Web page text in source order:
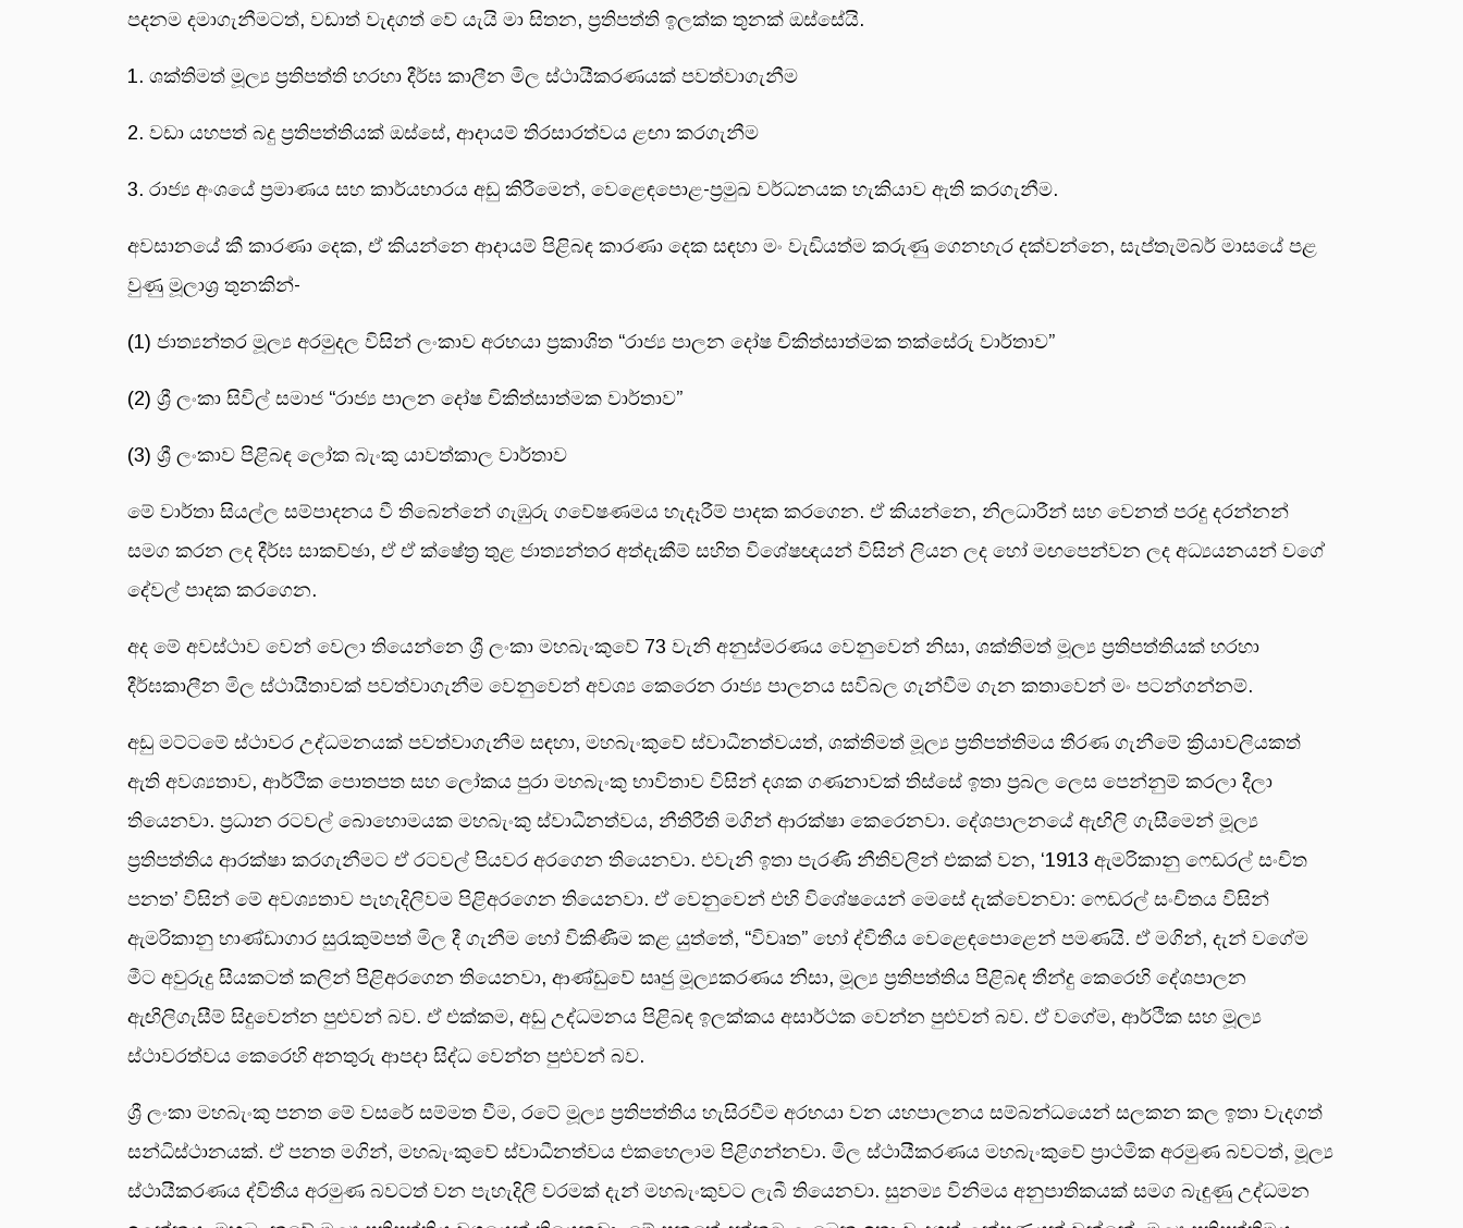
පදනම දමාගැනීමටත්, වඩාත් වැදගත් වේ යැයි මා සිතන, ප්‍රතිපත්ති ඉලක්ක තුනක් ඔස්සේයි.
1. ශක්තිමත් මූල්‍ය ප්‍රතිපත්ති හරහා දීර්ඝ කාලීන මිල ස්ථායීකරණයක් පවත්වාගැනීම
2. වඩා යහපත් බදු ප්‍රතිපත්තියක් ඔස්සේ, ආදායම් තිරසාරත්වය ළඟා කරගැනීම
3. රාජ්‍ය අංශයේ ප්‍රමාණය සහ කාර්යභාරය අඩු කිරීමෙන්, වෙළෙඳපොළ-ප්‍රමුඛ වර්ධනයක හැකියාව ඇති කරගැනීම.
අවසානයේ කී කාරණා දෙක, ඒ කියන්නෙ ආදායම් පිළිබඳ කාරණා දෙක සඳහා මං වැඩියත්ම කරුණු ගෙනහැර දක්වන්නෙ, සැප්තැම්බර් මාසයේ පළ
වුණු මූලාශ්‍ර තුනකින්-
(1) ජාත්‍යන්තර මූල්‍ය අරමුදල විසින් ලංකාව අරභයා ප්‍රකාශිත “රාජ්‍ය පාලන දෝෂ චිකිත්සාත්මක තක්සේරු වාර්තාව”
(2) ශ්‍රී ලංකා සිවිල් සමාජ “රාජ්‍ය පාලන දෝෂ චිකිත්සාත්මක වාර්තාව”
(3) ශ්‍රී ලංකාව පිළිබඳ ලෝක බැංකු යාවත්කාල වාර්තාව
මේ වාර්තා සියල්ල සම්පාදනය වී තිබෙන්නේ ගැඹුරු ගවේෂණමය හැදෑරීම් පාදක කරගෙන. ඒ කියන්නෙ, නිලධාරීන් සහ වෙනත් පරදු දරන්නන්
සමග කරන ලද දීර්ඝ සාකච්ඡා, ඒ ඒ ක්ෂේත්‍ර තුළ ජාත්‍යන්තර අත්දැකීම් සහිත විශේෂඥයන් විසින් ලියන ලද හෝ මඟපෙන්වන ලද අධ්‍යයනයන් වගේ
දේවල් පාදක කරගෙන.
අද මේ අවස්ථාව වෙන් වෙලා තියෙන්නෙ ශ්‍රී ලංකා මහබැංකුවේ 73 වැනි අනුස්මරණය වෙනුවෙන් නිසා, ශක්තිමත් මූල්‍ය ප්‍රතිපත්තියක් හරහා
දීර්ඝකාලීන මිල ස්ථායීතාවක් පවත්වාගැනීම වෙනුවෙන් අවශ්‍ය කෙරෙන රාජ්‍ය පාලනය සවිබල ගැන්වීම ගැන කතාවෙන් මං පටන්ගන්නම්.
අඩු මට්ටමේ ස්ථාවර උද්ධමනයක් පවත්වාගැනීම සඳහා, මහබැංකුවේ ස්වාධීනත්වයත්, ශක්තිමත් මූල්‍ය ප්‍රතිපත්තිමය තීරණ ගැනීමේ ක්‍රියාවලියකත්
ඇති අවශ්‍යතාව, ආර්ථික පොතපත සහ ලෝකය පුරා මහබැංකු භාවිතාව විසින් දශක ගණනාවක් තිස්සේ ඉතා ප්‍රබල ලෙස පෙන්නුම් කරලා දීලා
තියෙනවා. ප්‍රධාන රටවල් බොහොමයක මහබැංකු ස්වාධීනත්වය, නීතිරීති මගින් ආරක්ෂා කෙරෙනවා. දේශපාලනයේ ඇඟිලි ගැසීමෙන් මූල්‍ය
ප්‍රතිපත්තිය ආරක්ෂා කරගැනීමට ඒ රටවල් පියවර අරගෙන තියෙනවා. එවැනි ඉතා පැරණි නීතිවලින් එකක් වන, ‘1913 ඇමරිකානු ෆෙඩරල් සංචිත
පනත’ විසින් මේ අවශ්‍යතාව පැහැදිලිවම පිළිඅරගෙන තියෙනවා. ඒ වෙනුවෙන් එහි විශේෂයෙන් මෙසේ දැක්වෙනවා: ෆෙඩරල් සංචිතය විසින්
ඇමරිකානු භාණ්ඩාගාර සුරැකුම්පත් මිල දී ගැනීම හෝ විකිණීම කළ යුත්තේ, “විවෘත” හෝ ද්විතීය වෙළෙඳපොළෙන් පමණයි. ඒ මගින්, දැන් වගේම
මීට අවුරුදු සීයකටත් කලින් පිළිඅරගෙන තියෙනවා, ආණ්ඩුවේ සෘජු මූල්‍යකරණය නිසා, මූල්‍ය ප්‍රතිපත්තිය පිළිබඳ තීන්දු කෙරෙහි දේශපාලන
ඇඟිලිගැසීම් සිදුවෙන්න පුළුවන් බව. ඒ එක්කම, අඩු උද්ධමනය පිළිබඳ ඉලක්කය අසාර්ථක වෙන්න පුළුවන් බව. ඒ වගේම, ආර්ථික සහ මූල්‍ය
ස්ථාවරත්වය කෙරෙහි අනතුරු ආපදා සිද්ධ වෙන්න පුළුවන් බව.
ශ්‍රී ලංකා මහබැංකු පනත මේ වසරේ සම්මත වීම, රටේ මූල්‍ය ප්‍රතිපත්තිය හැසිරවීම අරභයා වන යහපාලනය සම්බන්ධයෙන් සලකන කල ඉතා වැදගත්
සන්ධිස්ථානයක්. ඒ පනත මගින්, මහබැංකුවේ ස්වාධීනත්වය එකහෙලාම පිළිගන්නවා. මිල ස්ථායීකරණය මහබැංකුවේ ප්‍රාථමික අරමුණ බවටත්, මූල්‍ය
ස්ථායීකරණය ද්විතීය අරමුණ බවටත් වන පැහැදිලි වරමක් දැන් මහබැංකුවට ලැබී තියෙනවා. සුනම්‍ය විනිමය අනුපාතිකයක් සමග බැඳුණු උද්ධමන